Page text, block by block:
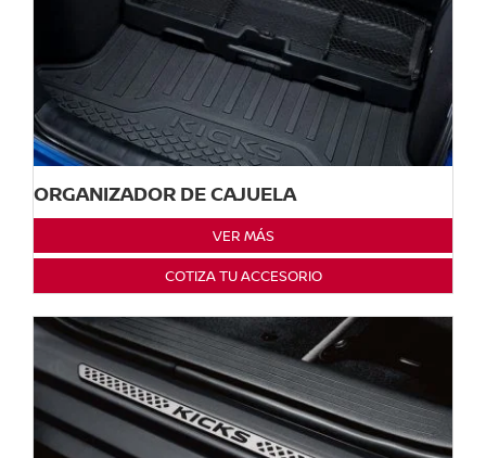
ORGANIZADOR DE CAJUELA
VER MÁS
COTIZA TU ACCESORIO